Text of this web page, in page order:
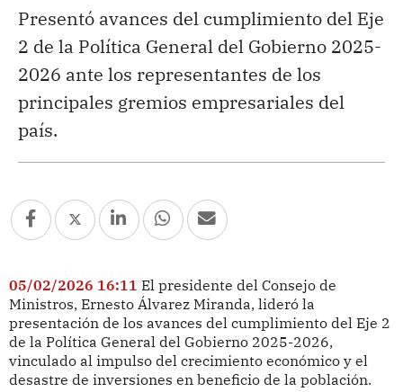
Presentó avances del cumplimiento del Eje
2 de la Política General del Gobierno 2025-
2026 ante los representantes de los
principales gremios empresariales del
país.
05/02/2026 16:11 El presidente del Consejo de
Ministros, Ernesto Álvarez Miranda, lideró la
presentación de los avances del cumplimiento del Eje 2
de la Política General del Gobierno 2025-2026,
vinculado al impulso del crecimiento económico y el
desastre de inversiones en beneficio de la población.